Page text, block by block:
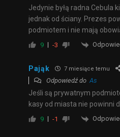
Jedynie byłą radna Cebula
jednak od ściany. Prezes
podmiotem i nie mają
9 -3
Pająk 7 miesiące temu
Odpowiedź do As
Jeśli są prywatnym
kasy od miasta nie powinni
9 -1